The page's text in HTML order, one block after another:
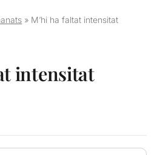
» M’hi ha faltat intensitat
intensitat